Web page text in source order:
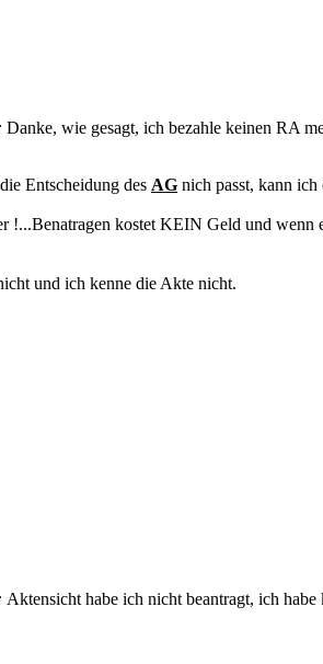
Danke, wie gesagt, ich bezahle keinen RA
Entscheidung des AG nich passt, kann
!...Benatragen kostet KEIN Geld und
und ich kenne die Akte nicht.
Aktensicht habe ich nicht beantragt, ich